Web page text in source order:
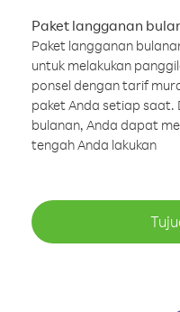
Paket langganan
Paket langganan
untuk melakukan
ponsel dengan tarif
paket Anda setiap saat.
bulanan, Anda dapat
tengah Anda lakukan